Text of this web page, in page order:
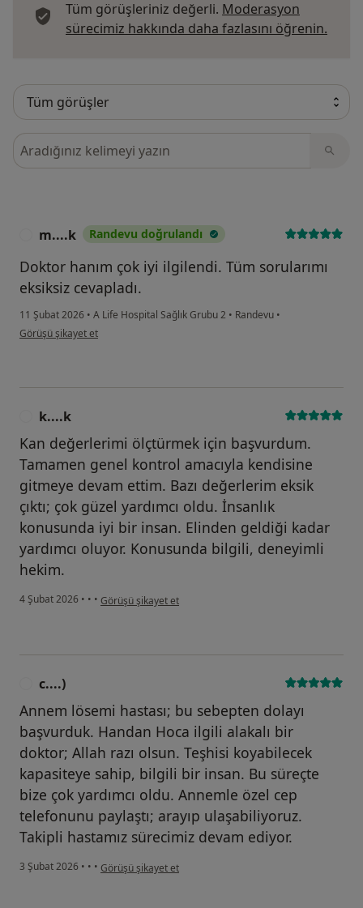
Tüm görüşleriniz değerli. Moderasyon
sürecimiz hakkında daha fazlasını öğrenin.
Görüşler içerisinde ara
m....k Randevu doğrulandı
Doktor hanım çok iyi ilgilendi. Tüm sorularımı
eksiksiz cevapladı.
11 Şubat 2026 • A Life Hospital Sağlık Grubu 2 • Randevu •
kullanıcının görüşüne göre m....k
Görüşü şikayet et
k....k
Kan değerlerimi ölçtürmek için başvurdum.
Tamamen genel kontrol amacıyla kendisine
gitmeye devam ettim. Bazı değerlerim eksik
çıktı; çok güzel yardımcı oldu. İnsanlık
konusunda iyi bir insan. Elinden geldiği kadar
yardımcı oluyor. Konusunda bilgili, deneyimli
hekim.
4 Şubat 2026 • • • kullanıcının görüşüne göre k....k
Görüşü şikayet et
c....)
Annem lösemi hastası; bu sebepten dolayı
başvurduk. Handan Hoca ilgili alakalı bir
doktor; Allah razı olsun. Teşhisi koyabilecek
kapasiteye sahip, bilgili bir insan. Bu süreçte
bize çok yardımcı oldu. Annemle özel cep
telefonunu paylaştı; arayıp ulaşabiliyoruz.
Takipli hastamız sürecimiz devam ediyor.
3 Şubat 2026 • • • kullanıcının görüşüne göre c....)
Görüşü şikayet et